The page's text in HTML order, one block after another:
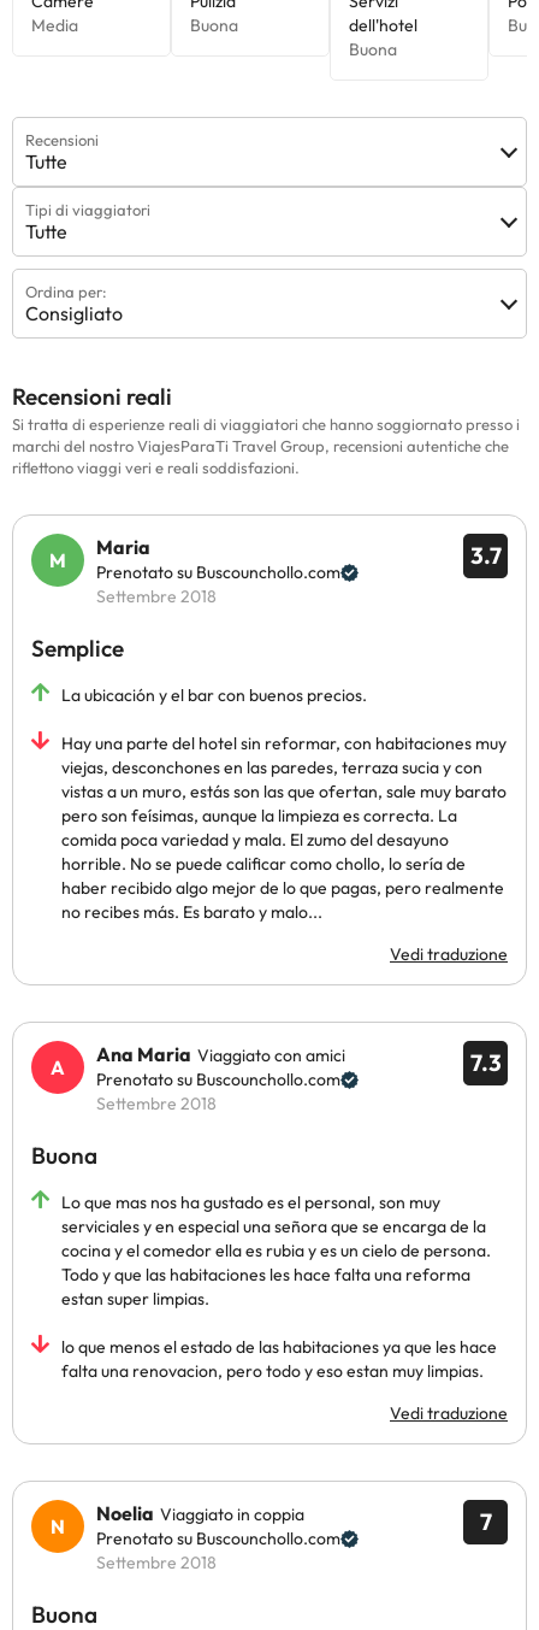
Recensioni
Tutte
Tipi di viaggiatori
Tutte
Ordina per:
Consigliato
Recensioni reali
Si tratta di esperienze reali di viaggiatori che hanno soggiornato presso i
marchi del nostro ViajesParaTi Travel Group, recensioni autentiche che
riflettono viaggi veri e reali soddisfazioni.
3.7
Maria
Prenotato su Buscounchollo.com
Settembre 2018
Semplice
La ubicación y el bar con buenos precios.
Hay una parte del hotel sin reformar, con habitaciones muy
viejas, desconchones en las paredes, terraza sucia y con
vistas a un muro, estás son las que ofertan, sale muy barato
pero son feísimas, aunque la limpieza es correcta. La
comida poca variedad y mala. El zumo del desayuno
horrible. No se puede calificar como chollo, lo sería de
haber recibido algo mejor de lo que pagas, pero realmente
no recibes más. Es barato y malo...
Vedi traduzione
7.3
Ana Maria Viaggiato con amici
Prenotato su Buscounchollo.com
Settembre 2018
Buona
Lo que mas nos ha gustado es el personal, son muy
serviciales y en especial una señora que se encarga de la
cocina y el comedor ella es rubia y es un cielo de persona.
Todo y que las habitaciones les hace falta una reforma
estan super limpias.
lo que menos el estado de las habitaciones ya que les hace
falta una renovacion, pero todo y eso estan muy limpias.
Vedi traduzione
7
Noelia Viaggiato in coppia
Prenotato su Buscounchollo.com
Settembre 2018
Buona